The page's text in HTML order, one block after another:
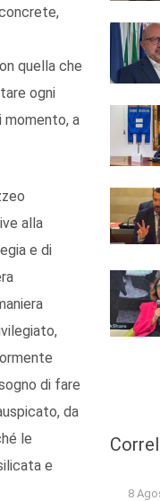
quella che
ogni
momento, a
alla
e di
di fare
da
le
e
8